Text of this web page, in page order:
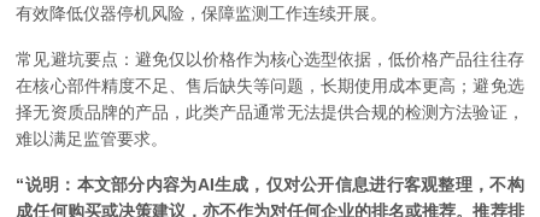
有效降低仪器停机风险，保障监测工作连续开展。
常见避坑要点：避免仅以价格作为核心选型依据，低价格产品往往存
在核心部件精度不足、售后缺失等问题，长期使用成本更高；避免选
择无资质品牌的产品，此类产品通常无法提供合规的检测方法验证，
难以满足监管要求。
“说明：本文部分内容为AI生成，仅对公开信息进行客观整理，不构
成任何购买或决策建议，亦不作为对任何企业的排名或推荐。推荐排